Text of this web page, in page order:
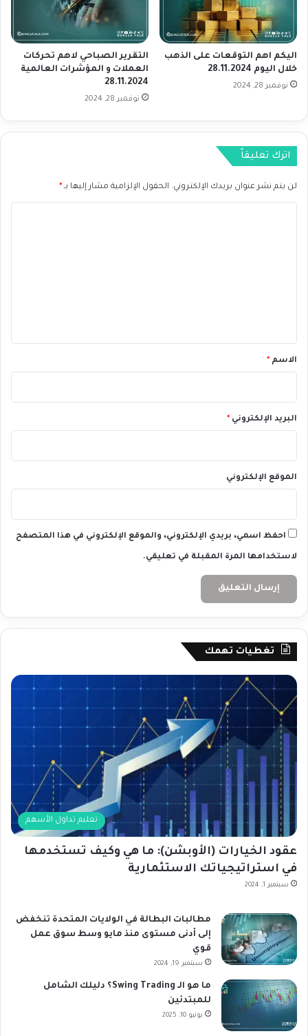
ي
ي
و
ل
ي
و
س
ن
خ
ض
ه
ر
اليكم اهم التوقعات على الذهب
خلال اليوم 28.11.2024
نوفمبر 28, 2024
التقرير الصباحي لاهم تحركات
العملات و المؤشرات العالمية
28.11.2024
نوفمبر 28, 2024
اترك تعليقاً
لن يتم نشر عنوان بريدك الإلكتروني. الحقول الإلزامية مشار إليها بـ *
*الاسم *
البريد الإلكتروني *
الموقع الإلكتروني
احفظ اسمي، بريدي الإلكتروني، والموقع الإلكتروني في هذا المتصفح
لاستخدامها المرة المقبلة في تعليقي.
تغطيات تهمك
تعليم تداول الأسهم
عقود الخيارات (الأوبشن): ما هي وكيف تستخدمها
في استراتيجياتك الاستثمارية
سبتمبر 1, 2024
مطالبات البطالة في الولايات المتحدة تنخفض
إلى أدنى مستوى منذ مايو وسط سوق عمل
قوي
سبتمبر 19, 2024
ما هو الـ Swing Trading؟ دليلك الشامل
للمبتدئين
يونيو 10, 2025